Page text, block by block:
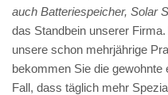
auch Batteriespeicher, Solar
das Standbein unserer
unsere schon mehrjährige
bekommen Sie die gewohnte
Fall, dass täglich mehr